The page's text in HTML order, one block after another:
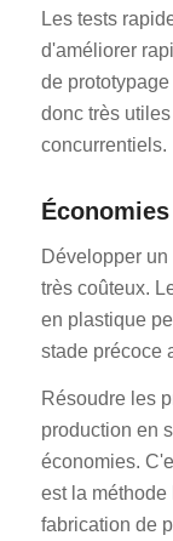
Les tests
d'améliorer
de
donc très
concurrentiels.
Développer
très coûteux.
en plastique
stade précoce
Résoudre les
production en
économies.
est la
fabrication de